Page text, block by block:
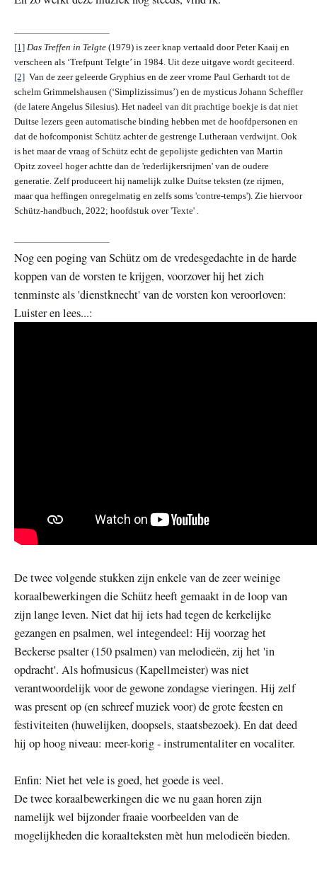
[1] Das Treffen in Telgte (1979) is zeer knap vertaald door Peter Kaaij en
verscheen als ‘Trefpunt Telgte’ in 1984. Uit deze uitgave wordt geciteerd.
[2] Van de zeer geleerde Gryphius en de zeer vrome Paul Gerhardt tot de
schelm Grimmelshausen (‘Simplizissimus’) en de mysticus Johann Scheffler
(de latere Angelus Silesius). Het nadeel van dit prachtige boekje is dat niet
Duitse lezers geen automatische binding hebben met de hoofdpersonen en
dat de hofcomponist Schütz achter de gestrenge Lutheraan verdwijnt. Ook
is het maar de vraag of Schütz echt de gepolijste gedichten van Martin
Opitz zoveel hoger achtte dan de 'rederlijkersrijmen' van de oudere
generatie. Zelf produceert hij namelijk zulke Duitse teksten (ze rijmen,
maar qua heffingen onregelmatig en zelfs soms 'contre-temps'). Zie hiervoor
Schütz-handbuch, 2022; hoofdstuk over 'Texte' .
Nog een poging van Schütz om de vredesgedachte in de harde
koppen van de vorsten te krijgen, voorzover hij het zich
tenminste als 'dienstknecht' van de vorsten kon veroorloven:
Luister en lees...:
De twee volgende stukken zijn enkele van de zeer weinige
koraalbewerkingen die Schütz heeft gemaakt in de loop van
zijn lange leven. Niet dat hij iets had tegen de kerkelijke
gezangen en psalmen, wel integendeel: Hij voorzag het
Beckerse psalter (150 psalmen) van melodieën, zij het 'in
opdracht'. Als hofmusicus (Kapellmeister) was niet
verantwoordelijk voor de gewone zondagse vieringen. Hij zelf
was present op (en schreef muziek voor) de grote feesten en
festiviteiten (huwelijken, doopsels, staatsbezoek). En dat deed
hij op hoog niveau: meer-korig - instrumentaliter en vocaliter.
Enfin: Niet het vele is goed, het goede is veel.
De twee koraalbewerkingen die we nu gaan horen zijn
namelijk wel bijzonder fraaie voorbeelden van de
mogelijkheden die koraalteksten mèt hun melodieën bieden.